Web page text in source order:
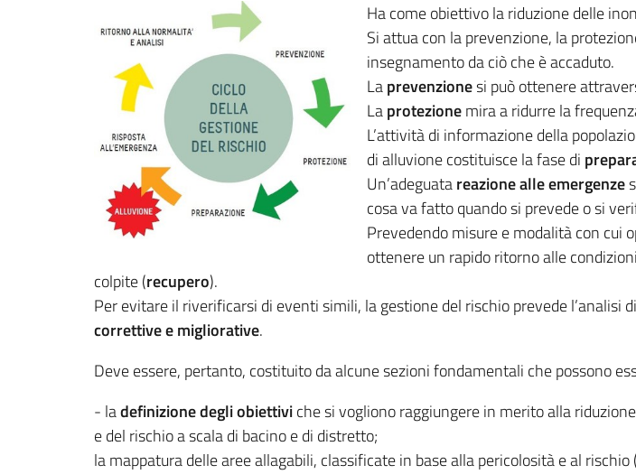
Ha come obiettivo la riduzione delle
Si attua con la prevenzione, la
insegnamento da ciò che è accaduto.
Laprevenzionesi può ottenere
Laprotezionemira a ridurre la
L’attività di informazione della
di alluvione costituisce la fase di
Un’adeguatareazione alle emergenze
cosa va fatto quando si prevede o si
Prevedendo misure e modalità con cui
ottenere un rapido ritorno alle
colpite (recupero).
Per evitare il riverificarsi di eventi simili, la gestione del rischio prevede l’analisi
correttive e migliorative.
Deve essere, pertanto, costituito da alcune sezioni fondamentali che possono
- ladefinizione degli obiettiviche si vogliono raggiungere in merito alla
e del rischio a scala di bacino e di distretto;
la mappatura delle aree allagabili, classificate in base alla pericolosità e al rischio